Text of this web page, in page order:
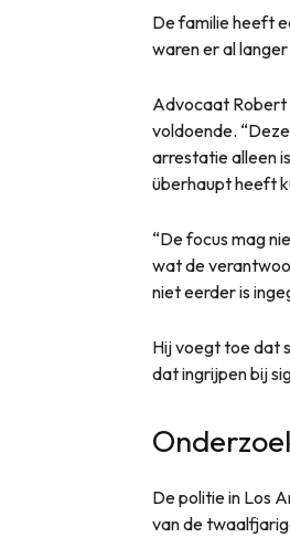
De familie heeft
waren er al
Advocaat Robert
voldoende.
arrestatie alleen
überhaupt heeft
“De focus mag
wat de
niet eerder is
Hij voegt toe dat
dat ingrijpen bij
De politie in Los
van de